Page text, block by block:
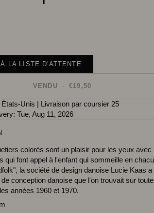
LA LISTE D'ATTENTE
VENDU - €19,50
Unis | Livraison par coursier 25
Tue, Aug 11, 2026
colorés sont un plaisir pour les yeux
qui font appel à l'enfant qui sommeille en
la société de design danoise Lucie Kaas
conception danoise que l'on trouvait sur
années 1960 et 1970.